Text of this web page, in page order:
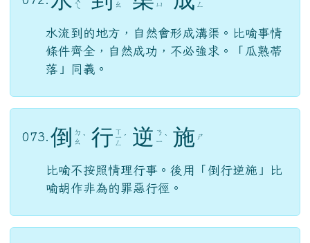
ㄟ
ㄠ
ㄩ
ㄥ
水流到的地方，自然會形成溝渠。比喻事情
條件齊全，自然成功，不必強求。「瓜熟蒂
落」同義。
073. 倒
ㄉ
ㄠ ˋ 行 ㄒ
ㄧ
ㄥ
ˊ 逆 ㄋ
ㄧ ˋ 施 ㄕ
比喻不按照情理行事。後用「倒行逆施」比
喻胡作非為的罪惡行徑。